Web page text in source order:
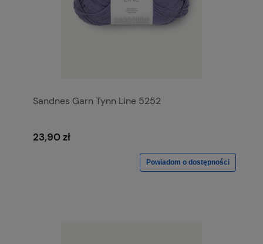
Sandnes Garn Tynn Line 5252
23,90 zł
Powiadom o dostępności